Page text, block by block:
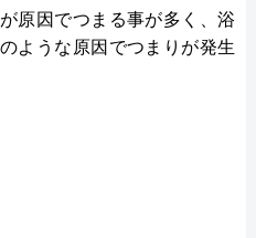
原因でつまる事が多く、浴
ような原因でつまりが発生